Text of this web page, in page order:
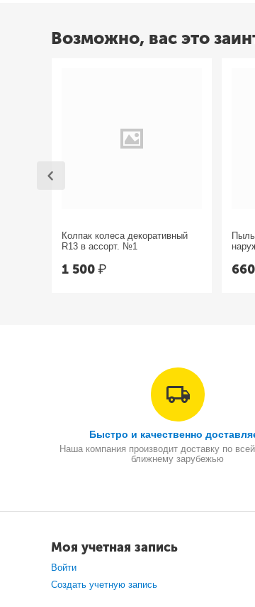
Возможно, вас это
Колпак колеса декоративный
R13 в ассорт. №1
1 500₽ 660
Быстро и качественно
Наша компания производит доставку по
ближнему зарубежью
Моя учетная запись
Войти
Создать учетную запись